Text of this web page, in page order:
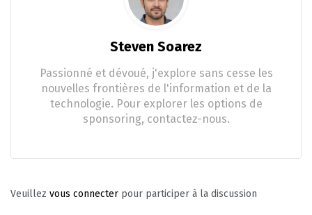
Steven Soarez
Passionné et dévoué, j'explore sans cesse les
nouvelles frontières de l'information et de la
technologie. Pour explorer les options de
sponsoring, contactez-nous.
Veuillez vous connecter pour participer à la discussion